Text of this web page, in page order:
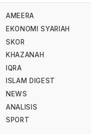
AMEERA
EKONOMI SYARIAH
SKOR
KHAZANAH
IQRA
ISLAM DIGEST
NEWS
ANALISIS
SPORT